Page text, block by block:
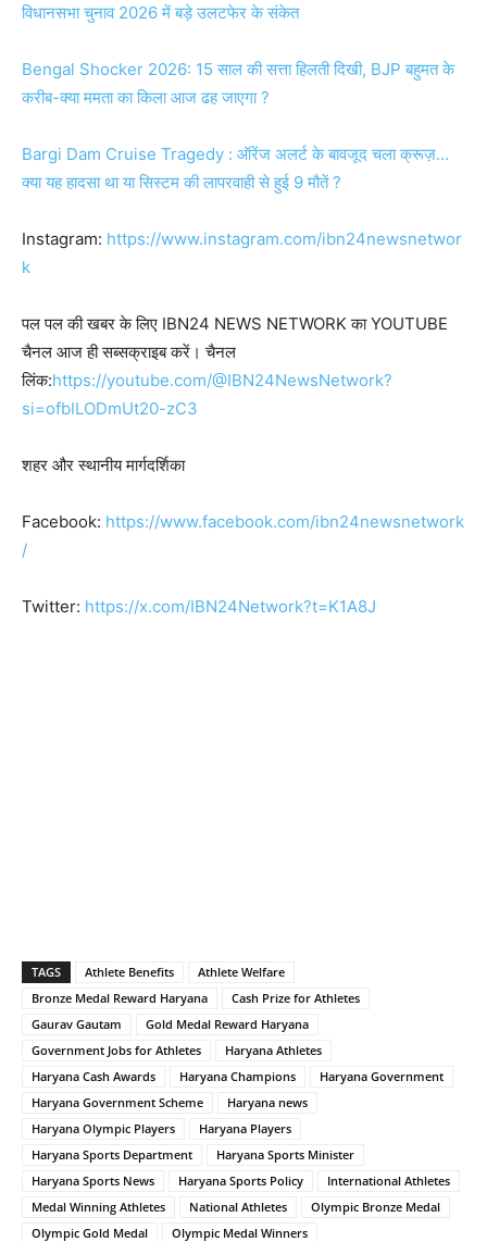
विधानसभा चुनाव 2026 में बड़े उलटफेर के संकेत
Bengal Shocker 2026: 15 साल की सत्ता हिलती दिखी, BJP बहुमत के
करीब-क्या ममता का किला आज ढह जाएगा ?
Bargi Dam Cruise Tragedy : ऑरेंज अलर्ट के बावजूद चला क्रूज़…
क्या यह हादसा था या सिस्टम की लापरवाही से हुई 9 मौतें ?
Instagram: https://www.instagram.com/ibn24newsnetwor
k
पल पल की खबर के लिए IBN24 NEWS NETWORK का YOUTUBE
चैनल आज ही सब्सक्राइब करें। चैनल
लिंक:https://youtube.com/@IBN24NewsNetwork?
si=ofbILODmUt20-zC3
शहर और स्थानीय मार्गदर्शिका
Facebook: https://www.facebook.com/ibn24newsnetwork
/
Twitter: https://x.com/IBN24Network?t=K1A8J
TAGS Athlete Benefits
Athlete Welfare
Bronze Medal Reward Haryana
Cash Prize for Athletes
Gaurav Gautam
Gold Medal Reward Haryana
Government Jobs for Athletes
Haryana Athletes
Haryana Cash Awards
Haryana Champions
Haryana Government
Haryana Government Scheme
Haryana news
Haryana Olympic Players
Haryana Players
Haryana Sports Department
Haryana Sports Minister
Haryana Sports News
Haryana Sports Policy
International Athletes
Medal Winning Athletes
National Athletes
Olympic Bronze Medal
Olympic Gold Medal
Olympic Medal Winners